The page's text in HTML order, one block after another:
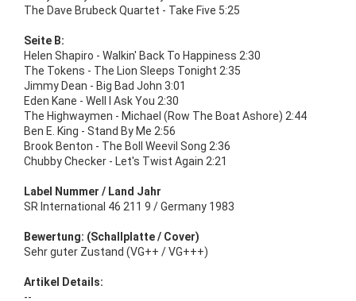
The Dave Brubeck Quartet - Take Five 5:25
Seite B:
Helen Shapiro - Walkin' Back To Happiness 2:30
The Tokens - The Lion Sleeps Tonight 2:35
Jimmy Dean - Big Bad John 3:01
Eden Kane - Well I Ask You 2:30
The Highwaymen - Michael (Row The Boat Ashore) 2:44
Ben E. King - Stand By Me 2:56
Brook Benton - The Boll Weevil Song 2:36
Chubby Checker - Let's Twist Again 2:21
Label Nummer / Land Jahr
SR International 46 211 9 / Germany 1983
Bewertung: (Schallplatte / Cover)
Sehr guter Zustand (VG++ / VG+++)
Artikel Details:
--